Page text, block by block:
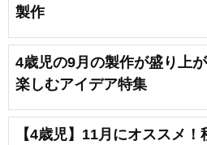
製作
4歳児の9月の製作が盛り上
楽しむアイデア特集
【4歳児】11月にオススメ